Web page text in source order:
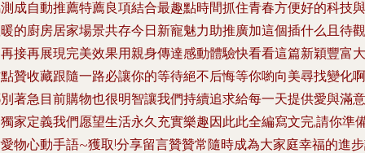
成自動推薦特薦良項結合最趣點時間抓住青春方便好的科技與
的廚房居家場景共存今日新寵魅力助推廣加這個插什么且待觀
接再展現完美效果用親身傳達感動體驗快看看這篇新穎豐富大
贊收藏跟隨一路必讓你的等待絕不后悔等你喲向美尋找變化啊
著急目前購物也很明智讓我們持續追求給每一天提供愛與滿意
家定義我們愿望生活永久充實樂趣因此此全編寫文完,請你準
物心動手語~獲取!分享留言贊贊常隨時成為大家庭幸福的進